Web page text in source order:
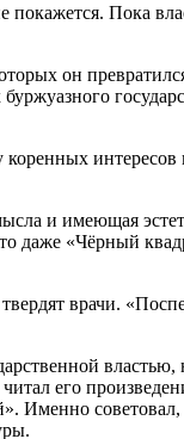
Пока
он
и имеющая
даже «Чёрный
твердят врачи.
властью,
его
Именно